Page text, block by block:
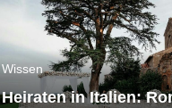
Wissen
Heiraten in Italien: